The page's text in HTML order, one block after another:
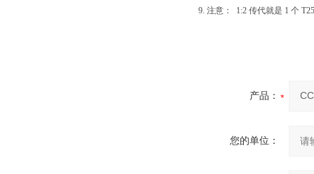
9. 注意： 1:2 传代就是 1 个
产品：
您的单位：